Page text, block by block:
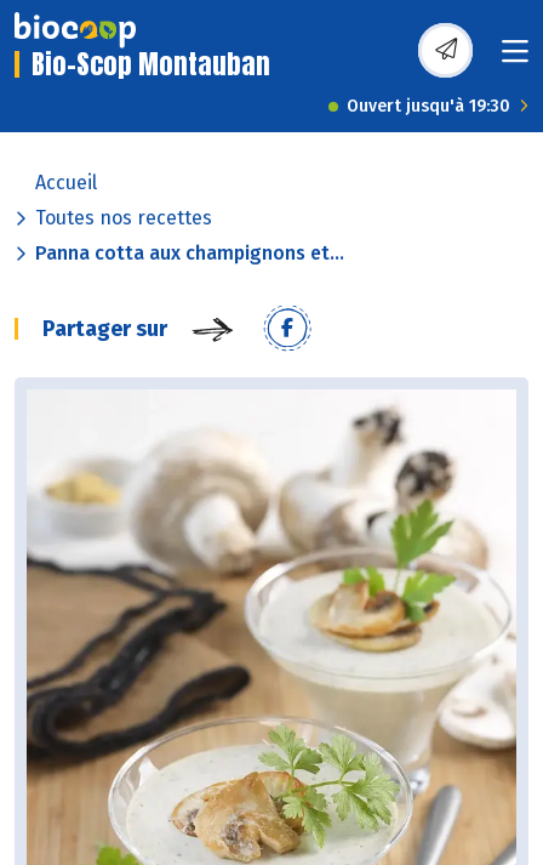
Bio-Scop Montauban
Ouvert jusqu'à 19:30
Accueil
Toutes nos recettes
Panna cotta aux champignons et...
Partager sur